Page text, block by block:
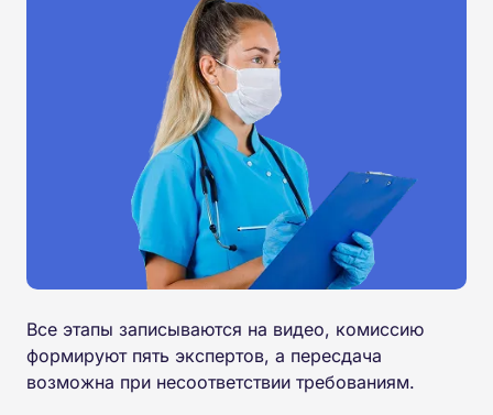
Все этапы записываются на видео, комиссию
формируют пять экспертов, а пересдача
возможна при несоответствии требованиям.